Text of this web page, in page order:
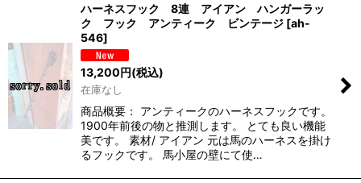
ハーネスフック 8連 アイアン ハンガーラッ
ク フック アンティーク ビンテージ [ah-
546]
13,200 円(税込)
在庫なし
商品概要： アンティークのハーネスフックです。
1900年前後の物と推測します。 とても良い機能
美です。 素材/ アイアン 元は馬のハーネスを掛け
るフックです。 馬小屋の壁にて使…